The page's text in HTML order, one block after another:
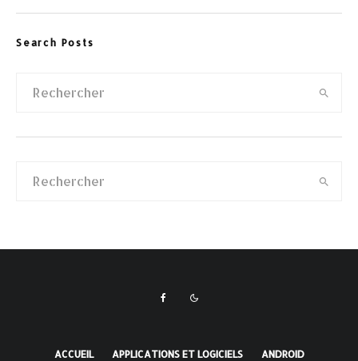
Search Posts
ACCUEIL APPLICATIONS ET LOGICIELS ANDROID